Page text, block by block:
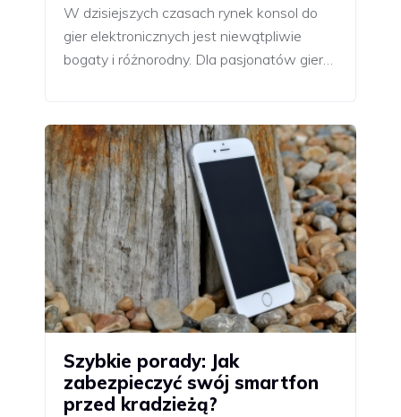
W dzisiejszych czasach rynek konsol do
gier elektronicznych jest niewątpliwie
bogaty i różnorodny. Dla pasjonatów gier…
Szybkie porady: Jak
zabezpieczyć swój smartfon
przed kradzieżą?